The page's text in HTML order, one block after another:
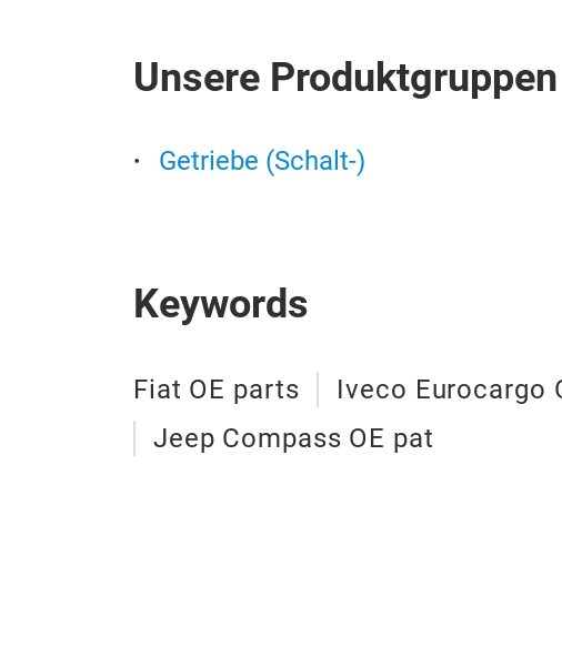
Unsere Produktgruppen
Getriebe (Schalt-)
Keywords
Fiat OE parts Iveco Eurocargo
Jeep Compass OE pat